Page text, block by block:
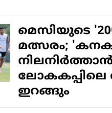
മെസിയുടെ
മത്സരം; 'കനക
ലോകകപ്പിലെ
ഇറങ്ങും